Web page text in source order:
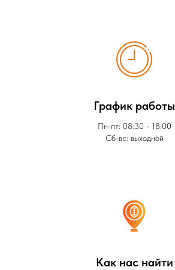
График работы
Пн-пт: 08:30 - 18:00
Сб-вс: выходной
Как нас найти